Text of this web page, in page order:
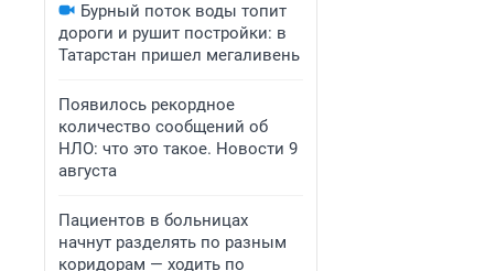
Бурный поток воды топит
дороги и рушит постройки: в
Татарстан пришел мегаливень
Появилось рекордное
количество сообщений об
НЛО: что это такое. Новости 9
августа
Пациентов в больницах
начнут разделять по разным
коридорам — ходить по